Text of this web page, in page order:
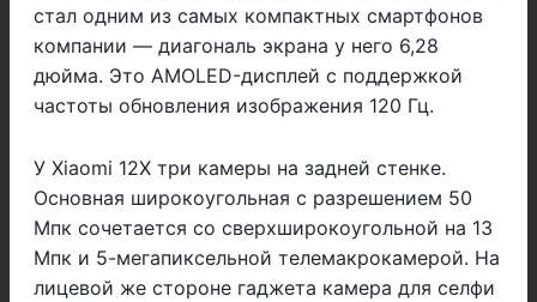
стал одним из самых компактных смартфонов
компании — диагональ экрана у него 6,28
дюйма. Это AMOLED-дисплей с поддержкой
частоты обновления изображения 120 Гц.
У Xiaomi 12X три камеры на задней стенке.
Основная широкоугольная с разрешением 50
Мпк сочетается со сверхширокоугольной на 13
Мпк и 5-мегапиксельной телемакрокамерой. На
лицевой же стороне гаджета камера для селфи